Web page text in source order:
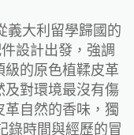
義大利留學歸國的
設計出發，強調
的原色植鞣皮革
對環境最沒有傷
自然的香味，獨
錄時間與經歷的冒